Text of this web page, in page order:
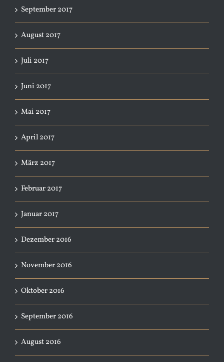
September 2017
August 2017
Juli 2017
Juni 2017
Mai 2017
April 2017
März 2017
Februar 2017
Januar 2017
Dezember 2016
November 2016
Oktober 2016
September 2016
August 2016